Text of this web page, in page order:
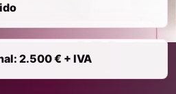
2.500 € + IVA